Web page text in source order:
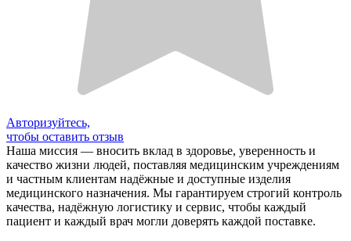
Авторизуйтесь,
чтобы оставить отзыв
Наша миссия — вносить вклад в здоровье, уверенность и
качество жизни людей, поставляя медицинским учреждениям
и частным клиентам надёжные и доступные изделия
медицинского назначения. Мы гарантируем строгий контроль
качества, надёжную логистику и сервис, чтобы каждый
пациент и каждый врач могли доверять каждой поставке.